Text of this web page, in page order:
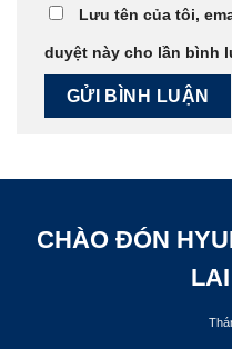
Lưu tên của tôi,
duyệt này cho lần bình
CHÀO ĐÓN